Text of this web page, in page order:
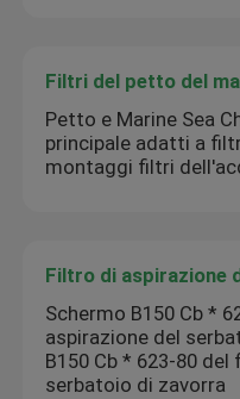
Filtri del petto del
Petto e Marine Sea
principale adatti a
montaggi filtri
Filtro di aspirazione
Schermo B150 Cb *
aspirazione del
B150 Cb * 623-80
serbatoio di zavorra